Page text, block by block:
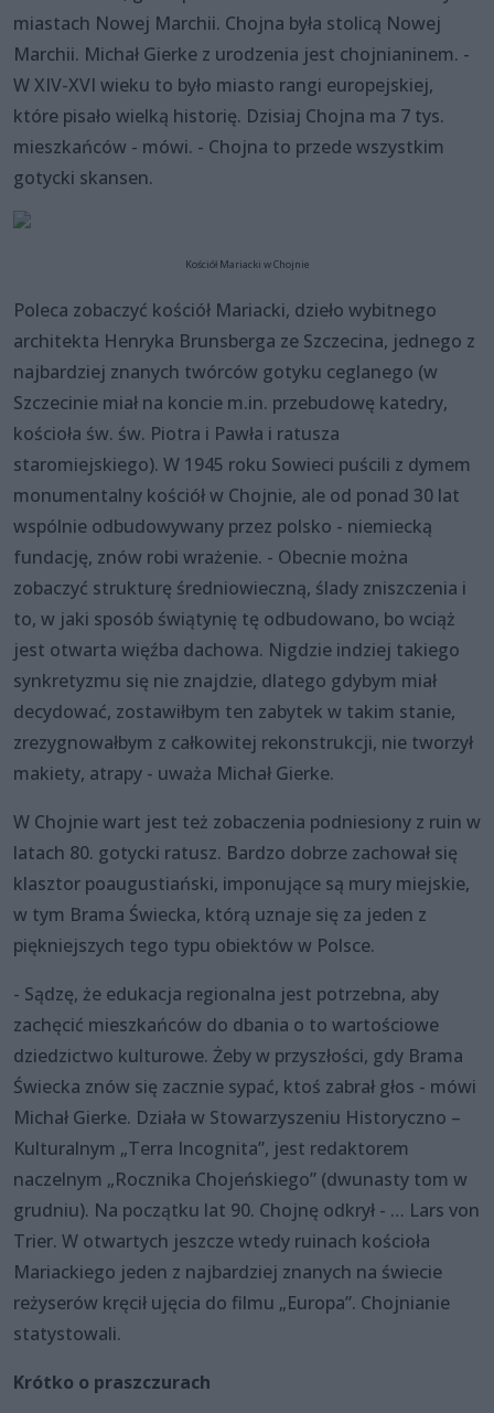
miastach Nowej Marchii. Chojna była stolicą Nowej
Marchii. Michał Gierke z urodzenia jest chojnianinem. -
W XIV-XVI wieku to było miasto rangi europejskiej,
które pisało wielką historię. Dzisiaj Chojna ma 7 tys.
mieszkańców - mówi. - Chojna to przede wszystkim
gotycki skansen.
Kościół Mariacki w Chojnie
Poleca zobaczyć kościół Mariacki, dzieło wybitnego
architekta Henryka Brunsberga ze Szczecina, jednego z
najbardziej znanych twórców gotyku ceglanego (w
Szczecinie miał na koncie m.in. przebudowę katedry,
kościoła św. św. Piotra i Pawła i ratusza
staromiejskiego). W 1945 roku Sowieci puścili z dymem
monumentalny kościół w Chojnie, ale od ponad 30 lat
wspólnie odbudowywany przez polsko - niemiecką
fundację, znów robi wrażenie. - Obecnie można
zobaczyć strukturę średniowieczną, ślady zniszczenia i
to, w jaki sposób świątynię tę odbudowano, bo wciąż
jest otwarta więźba dachowa. Nigdzie indziej takiego
synkretyzmu się nie znajdzie, dlatego gdybym miał
decydować, zostawiłbym ten zabytek w takim stanie,
zrezygnowałbym z całkowitej rekonstrukcji, nie tworzył
makiety, atrapy - uważa Michał Gierke.
W Chojnie wart jest też zobaczenia podniesiony z ruin w
latach 80. gotycki ratusz. Bardzo dobrze zachował się
klasztor poaugustiański, imponujące są mury miejskie,
w tym Brama Świecka, którą uznaje się za jeden z
piękniejszych tego typu obiektów w Polsce.
- Sądzę, że edukacja regionalna jest potrzebna, aby
zachęcić mieszkańców do dbania o to wartościowe
dziedzictwo kulturowe. Żeby w przyszłości, gdy Brama
Świecka znów się zacznie sypać, ktoś zabrał głos - mówi
Michał Gierke. Działa w Stowarzyszeniu Historyczno –
Kulturalnym „Terra Incognita”, jest redaktorem
naczelnym „Rocznika Chojeńskiego” (dwunasty tom w
grudniu). Na początku lat 90. Chojnę odkrył - … Lars von
Trier. W otwartych jeszcze wtedy ruinach kościoła
Mariackiego jeden z najbardziej znanych na świecie
reżyserów kręcił ujęcia do filmu „Europa”. Chojnianie
statystowali.
Krótko o praszczurach